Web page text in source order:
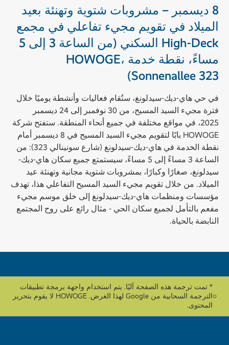
8 ديسمبر – مشروبات شتوية وتهنئة بعيد
الميلاد في تقويم مجيء تفاعلي في مجمع
High-Deck السكني (من الساعة 3 إلى 5
مساءً، نقطة خدمة HOWOGE،
Sonnenallee 323)
في حي هاي-ديك-سيدلونغ، ستُقام فعاليات وأنشطة يوميًا خلال
فترة مجيء السيد المسيح، من 30 نوفمبر إلى 24 ديسمبر
2025، في مواقع مختلفة في جميع أنحاء المنطقة. ستفتح شركة
HOWOGE بابًا لتقويم مجيء السيد المسيح في 8 ديسمبر أمام
نقطة الخدمة في هاي-ديك-سيدلونغ (شارع سونينالي 323): من
الساعة 3 مساءً إلى 5 مساءً، سيستمتع جميع سكان هاي-ديك-
سيدلونغ، صغارًا وكبارًا، بمشروبات شتوية مجانية وتهنئة عيد
الميلاد. من خلال تقويم مجيء السيد المسيح التفاعلي هذا، تهدف
مؤسسات ومنظمات هاي-ديك-سيدلونغ إلى خلق موسم مجيء
مفعم بالتأمل لجميع سكان الحي - مثال رائع على روح المجتمع
النابضة بالحياة.
* تمت ترجمة هذه الصفحة آليًا. يتم استخدام واجهة برمجة تطبيقات
الترجمة السحابية من Google لهذا الغرض. HOWOGE لا يقوم بتحرير
المحتوى.